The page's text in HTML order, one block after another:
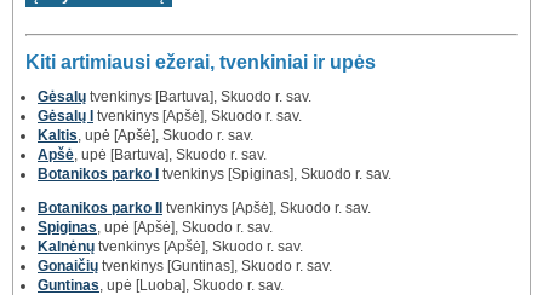
Kiti artimiausi ežerai, tvenkiniai ir upės
Gėsalų tvenkinys [Bartuva], Skuodo r. sav.
Gėsalų I tvenkinys [Apšė], Skuodo r. sav.
Kaltis , upė [Apšė], Skuodo r. sav.
Apšė , upė [Bartuva], Skuodo r. sav.
Botanikos parko I tvenkinys [Spiginas], Skuodo r. sav.
Botanikos parko II tvenkinys [Apšė], Skuodo r. sav.
Spiginas , upė [Apšė], Skuodo r. sav.
Kalnėnų tvenkinys [Apšė], Skuodo r. sav.
Gonaičių tvenkinys [Guntinas], Skuodo r. sav.
Guntinas , upė [Luoba], Skuodo r. sav.